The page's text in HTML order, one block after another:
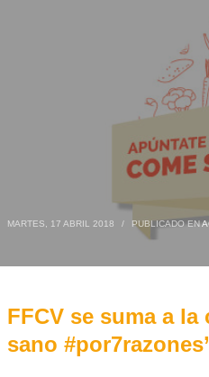
MARTES, 17 ABRIL 2018 / PUBLICADO EN
FFCV se suma a la
sano